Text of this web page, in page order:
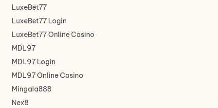
LuxeBet77
LuxeBet77 Login
LuxeBet77 Online Casino
MDL97
MDL97 Login
MDL97 Online Casino
Mingala888
Nex8